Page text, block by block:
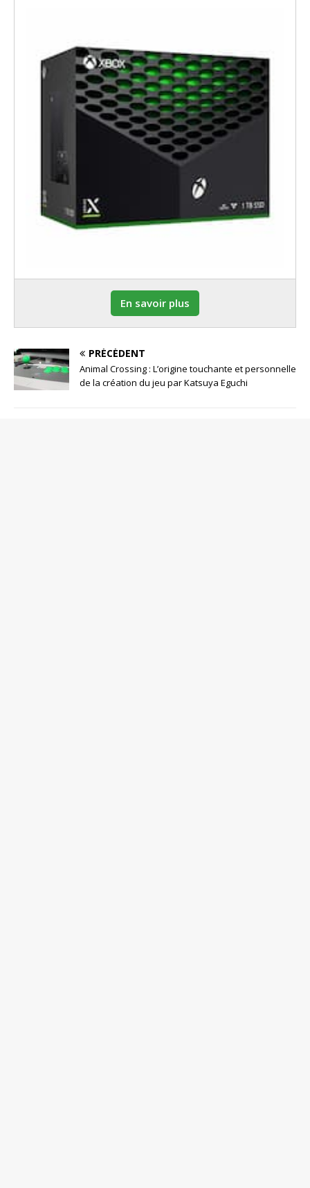
En savoir plus
PRÉCÉDENT
Animal Crossing : L’origine touchante et personnelle
de la création du jeu par Katsuya Eguchi